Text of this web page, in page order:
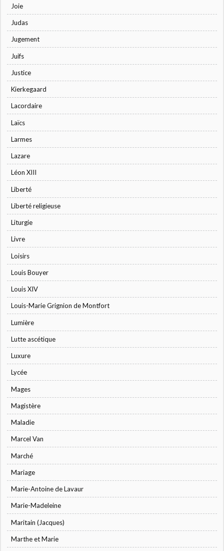
Joie
Judas
Jugement
Juifs
Justice
Kierkegaard
Lacordaire
Laïcs
Larmes
Lazare
Léon XIII
Liberté
Liberté religieuse
Liturgie
Livre
Loisirs
Louis Bouyer
Louis XIV
Louis-Marie Grignion de Montfort
Lumière
Lutte ascétique
Luxure
Lycée
Mages
Magistère
Maladie
Marcel Van
Marché
Mariage
Marie-Antoine de Lavaur
Marie-Madeleine
Maritain (Jacques)
Marthe et Marie